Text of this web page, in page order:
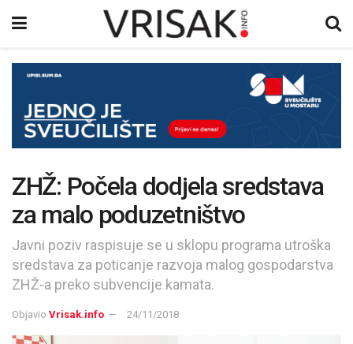
ZHŽ: Počela dodjela sredstava
za malo poduzetništvo
Javni poziv raspisuje se u sklopu programa utroška
sredstava za poticanje razvoja malog gospodarstva
ZHŽ-a preko subvencije kamata.
Objavio Vrisak.info 24/11/2018